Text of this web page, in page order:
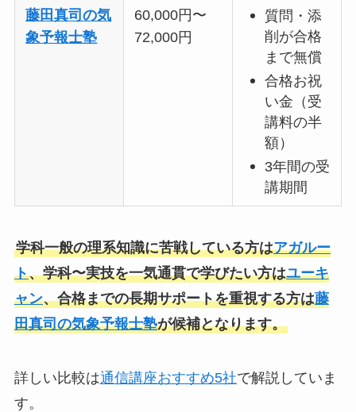
藤田真司の気
象予報士塾
60,000円〜
72,000円
質問・添
削が合格
まで無償
合格お祝
い金（受
講料の半
額）
3年間の受
講期間
学科一般の理系知識に苦戦している方はアガルー
ト、学科〜実技を一気通貫で学びたい方はユーキ
ャン、合格までの長期サポートを重視する方は藤
田真司の気象予報士塾が候補となります。
詳しい比較は通信講座おすすめ5社で解説していま
す。